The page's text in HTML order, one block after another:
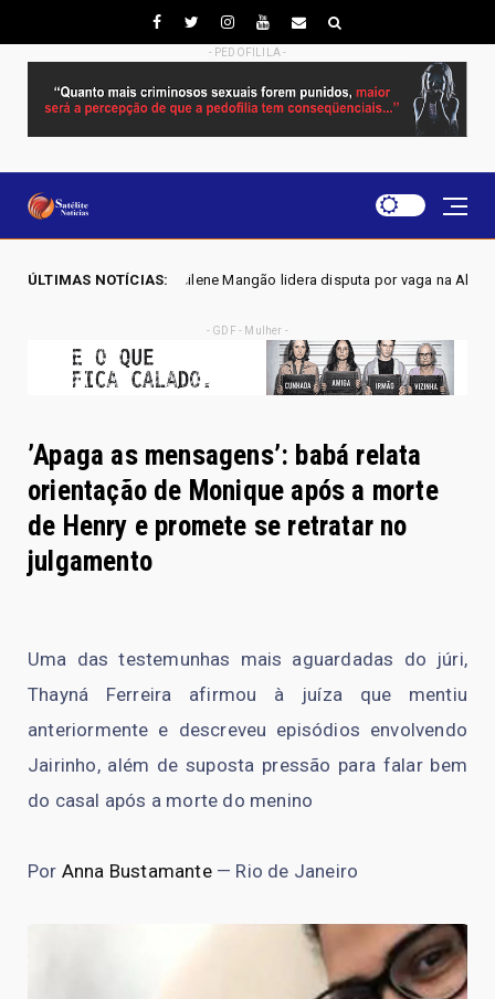
- PEDOFILILA -
ÚLTIMAS NOTÍCIAS:
Mangão lidera disputa por vaga na Alego em Novo Gama, aponta
- GDF - Mulher -
’Apaga as mensagens’: babá relata
orientação de Monique após a morte
de Henry e promete se retratar no
julgamento
Uma das testemunhas mais aguardadas do júri,
Thayná Ferreira afirmou à juíza que mentiu
anteriormente e descreveu episódios envolvendo
Jairinho, além de suposta pressão para falar bem
do casal após a morte do menino
Por Anna Bustamante— Rio de Janeiro